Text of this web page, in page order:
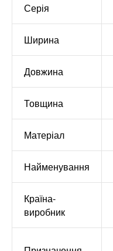
Серія
Ширина
Довжина
Товщина
Матеріал
Найменування
Країна-
виробник